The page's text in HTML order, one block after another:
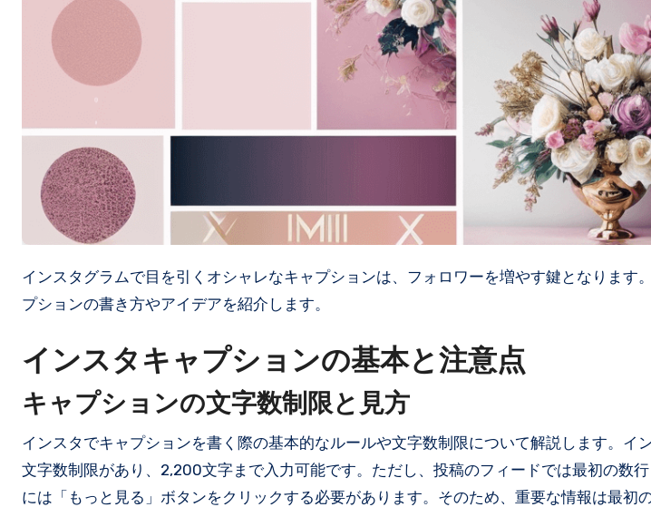
インスタグラムで目を引くオシャレなキャプションは、フォロワーを増やす鍵となります。ここでは、魅力的なインスタキャ
プションの書き方やアイデアを紹介します。
インスタキャプションの基本と注意点
キャプションの文字数制限と見方
インスタでキャプションを書く際の基本的なルールや文字数制限について解説します。イ
文字数制限があり、2,200文字まで入力可能です。ただし、投稿のフィードでは最初の数
には「もっと見る」ボタンをクリックする必要があります。そのため、重要な情報は最初